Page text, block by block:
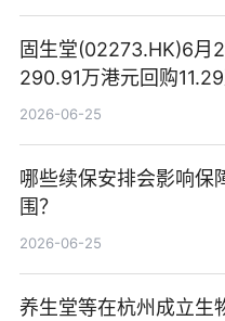
固生堂(02273.HK)6月
290.91万港元回购
2026-06-25
哪些续保安排会影响保
围？
2026-06-25
养生堂等在杭州成立生